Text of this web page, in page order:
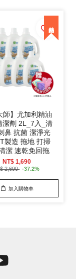
師】尤加利精油
潔劑 2L_7入_清
鼻 抗菌 潔淨光
製造 拖地 打掃
潔 速乾免回拖
NT$ 1,690
2,690 -37.2%
加入購物車